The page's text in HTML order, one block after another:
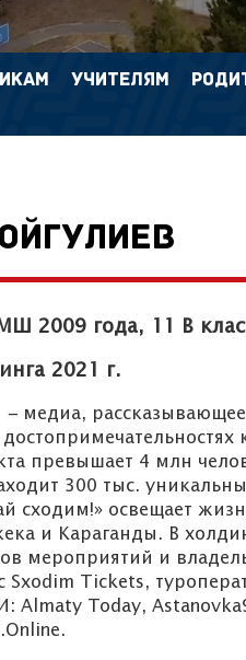
УЧИТЕЛЯМ
2009 года, 11 В
2021 г.
– медиа,
превышает 4 млн
300 тыс.
сходим!» освещает
и Караганды. В
мероприятий и
Sxodim Tickets,
Almaty Today,